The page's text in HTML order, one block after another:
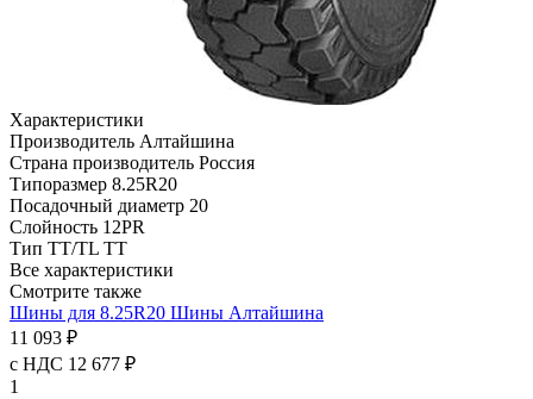
Характеристики
Производитель Алтайшина
Страна производитель Россия
Типоразмер 8.25R20
Посадочный диаметр 20
Слойность 12PR
Тип TT/TL TT
Все характеристики
Смотрите также
Шины для 8.25R20 Шины Алтайшина
11 093 ₽
с НДС 12 677 ₽
1